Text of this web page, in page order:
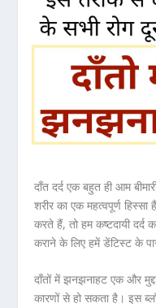
दाँत दर्द एक बहुत ही आम
शरीर का एक महत्वपूर्ण
करते हैं, तो हम कष्टदायी
कराने के लिए हमें डेंटिस्ट के
दाँतों में झनझनाहट एक और
कारणों से हो सकता है। इस